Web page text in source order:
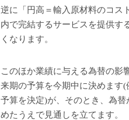
逆に「円高＝輸入原材料のコス
内で完結するサービスを提供す
くなります。
このほか業績に与える為替の影
来期の予算を今期中に決めます
予算を決定)が、そのとき、為
めたうえで見通しを立てます。